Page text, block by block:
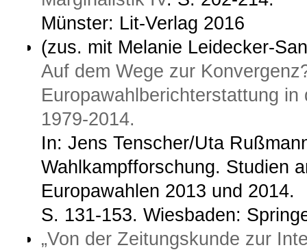
Münster: Lit-Verlag 2016
(zus. mit Melanie Leidecker-
Auf dem Wege zur
Europawahlberichterstattung
1979-2014.
In: Jens Tenscher/Uta
Wahlkampfforschung. Studien
Europawahlen 2013 und 2014.
S. 131-153. Wiesbaden:
„Von der Zeitungskunde zur